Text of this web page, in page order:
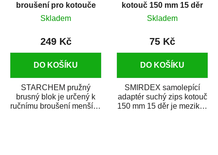
broušení pro kotouče
D150 mm
Skladem
249 Kč
DO KOŠÍKU
STARCHEM pružný
brusný blok je určený k
ručnímu broušení menších
kotouč 150 mm 15 děr
Skladem
75 Kč
DO KOŠÍKU
SMIRDEX samolepící
adaptér suchý zips kotouč
150 mm 15 děr je mezikus